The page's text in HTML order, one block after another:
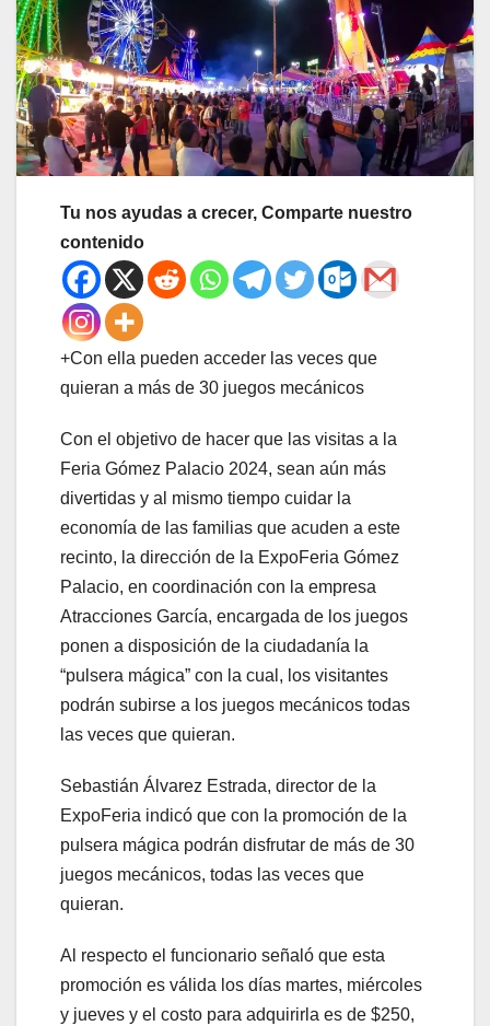
Tu nos ayudas a crecer, Comparte nuestro
contenido
+Con ella pueden acceder las veces que
quieran a más de 30 juegos mecánicos
Con el objetivo de hacer que las visitas a la
Feria Gómez Palacio 2024, sean aún más
divertidas y al mismo tiempo cuidar la
economía de las familias que acuden a este
recinto, la dirección de la ExpoFeria Gómez
Palacio, en coordinación con la empresa
Atracciones García, encargada de los juegos
ponen a disposición de la ciudadanía la
“pulsera mágica” con la cual, los visitantes
podrán subirse a los juegos mecánicos todas
las veces que quieran.
Sebastián Álvarez Estrada, director de la
ExpoFeria indicó que con la promoción de la
pulsera mágica podrán disfrutar de más de 30
juegos mecánicos, todas las veces que
quieran.
Al respecto el funcionario señaló que esta
promoción es válida los días martes, miércoles
y jueves y el costo para adquirirla es de $250,